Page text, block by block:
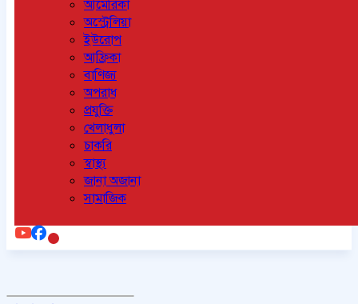
আমেরিকা
অস্ট্রেলিয়া
ইউরোপ
আফ্রিকা
বাণিজ্য
অপরাধ
প্রযুক্তি
খেলাধুলা
চাকরি
স্বাস্থ্য
জানা অজানা
সামাজিক